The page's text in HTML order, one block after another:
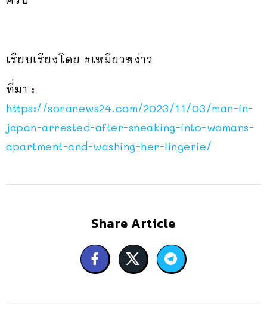
เรียบเรียงโดย #เหมียวหง่าว
ที่มา :
https://soranews24.com/2023/11/03/man-in-
japan-arrested-after-sneaking-into-womans-
apartment-and-washing-her-lingerie/
Share Article